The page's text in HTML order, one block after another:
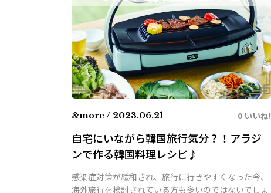
&more / 2023.06.21 0 いいね!
自宅にいながら韓国旅行気分？！アラジ
ンで作る韓国料理レシピ♪
感染症対策が緩和され、旅行に行きやすくなった今、
海外旅行を検討されている方も多いのではないでしょ